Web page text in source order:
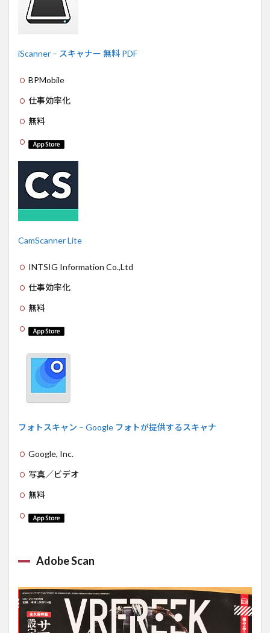
iScanner – スキャナー 無料 PDF
BPMobile
仕事効率化
無料
CamScanner Lite
INTSIG Information Co.,Ltd
仕事効率化
無料
フォトスキャン – Google フォトが提供するスキャナ
Google, Inc.
写真／ビデオ
無料
Adobe Scan